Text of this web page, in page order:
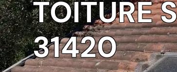
TOITURE
31420